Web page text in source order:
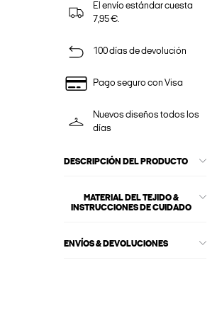
El envío estándar cuesta
7,95 €.
100 días de devolución
Pago seguro con Visa
Nuevos diseños todos los
días
DESCRIPCIÓN DEL PRODUCTO
MATERIAL DEL TEJIDO &
INSTRUCCIONES DE CUIDADO
ENVÍOS & DEVOLUCIONES